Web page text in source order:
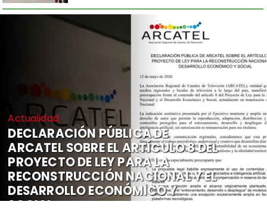
Actualidad
DECLARACIÓN PÚBLICA DE
ARCATEL SOBRE EL ARTÍCULO 8 DEL
PROYECTO DE LEY PARA LA
RECONSTRUCCIÓN NACIONAL Y EL
DESARROLLO ECONÓMICO Y
SOCIAL